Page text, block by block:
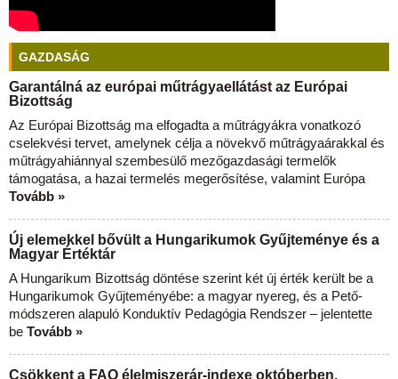
GAZDASÁG
Garantálná az európai műtrágyaellátást az Európai
Bizottság
Az Európai Bizottság ma elfogadta a műtrágyákra vonatkozó
cselekvési tervet, amelynek célja a növekvő műtrágyaárakkal és
műtrágyahiánnyal szembesülő mezőgazdasági termelők
támogatása, a hazai termelés megerősítése, valamint Európa
Tovább »
Új elemekkel bővült a Hungarikumok Gyűjteménye és a
Magyar Értéktár
A Hungarikum Bizottság döntése szerint két új érték került be a
Hungarikumok Gyűjteményébe: a magyar nyereg, és a Pető-
módszeren alapuló Konduktív Pedagógia Rendszer – jelentette
be Tovább »
Csökkent a FAO élelmiszerár-indexe októberben,